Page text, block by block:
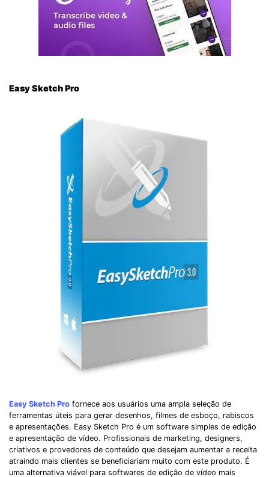
Easy Sketch Pro
Easy Sketch Pro fornece aos usuários uma ampla seleção de
ferramentas úteis para gerar desenhos, filmes de esboço, rabiscos
e apresentações. Easy Sketch Pro é um software simples de edição
e apresentação de vídeo. Profissionais de marketing, designers,
criativos e provedores de conteúdo que desejam aumentar a receita
atraindo mais clientes se beneficiariam muito com este produto. É
uma alternativa viável para softwares de edição de vídeo mais